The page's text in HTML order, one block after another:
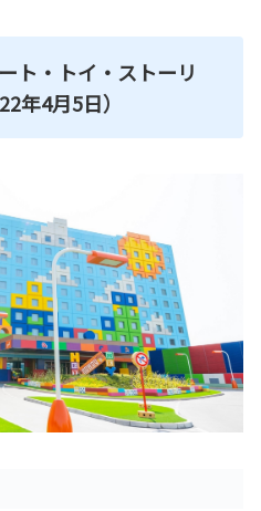
ト・トイ・ストーリ
年4月5日）